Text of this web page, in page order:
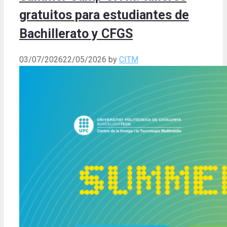
gratuitos para estudiantes de
Bachillerato y CFGS
03/07/202622/05/2026 by CITM